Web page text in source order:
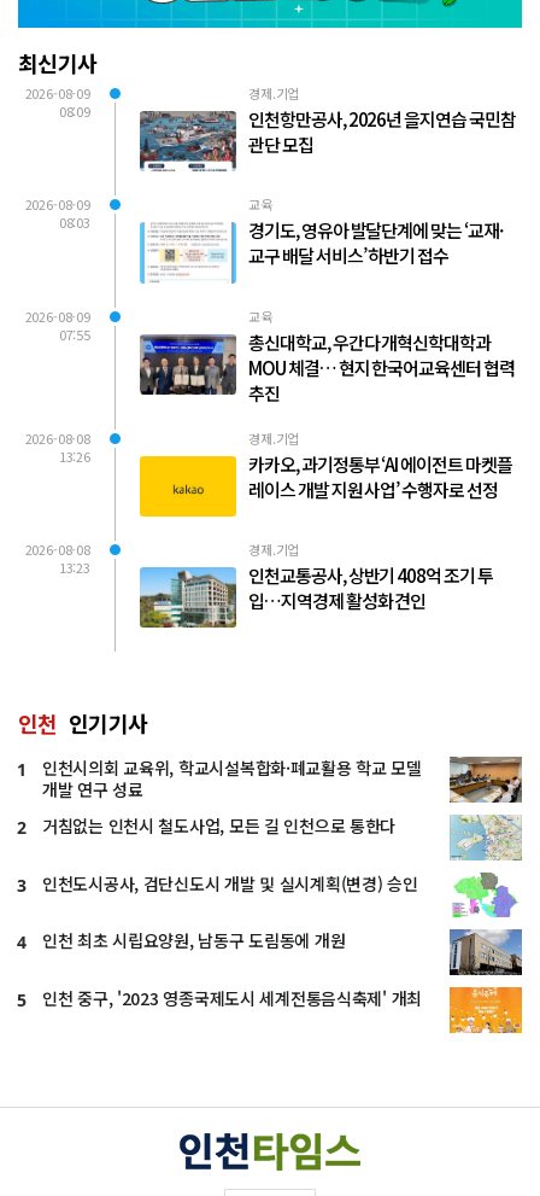
최신기사
2026-08-09
08:09
경제.기업
인천항만공사, 2026년 을지연습 국민참
관단 모집
2026-08-09
08:03
교육
경기도, 영유아 발달단계에 맞는 ‘교재·
교구 배달 서비스’ 하반기 접수
2026-08-09
07:55
교육
총신대학교, 우간다 개혁신학대학과
MOU 체결… 현지 한국어교육센터 협력
추진
2026-08-08
13:26
경제.기업
카카오, 과기정통부 ‘AI 에이전트 마켓플
레이스 개발 지원 사업’ 수행자로 선정
2026-08-08
13:23
경제.기업
인천교통공사, 상반기 408억 조기 투
입…지역경제 활성화 견인
인천 인기기사
1
인천시의회 교육위, 학교시설복합화·폐교활용 학교 모델
개발 연구 성료
2 거침없는 인천시 철도사업, 모든 길 인천으로 통한다
3 인천도시공사, 검단신도시 개발 및 실시계획(변경) 승인
4 인천 최초 시립요양원, 남동구 도림동에 개원
5 인천 중구, '2023 영종국제도시 세계전통음식축제' 개최